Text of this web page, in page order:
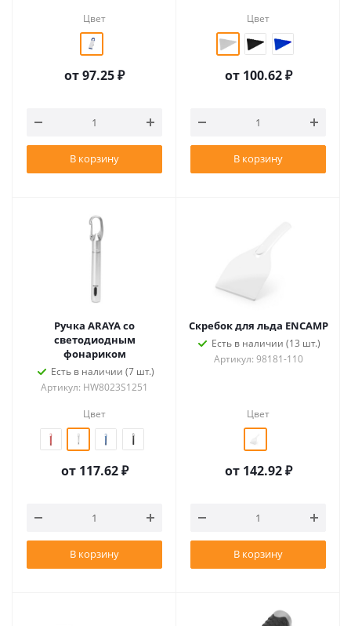
Цвет
от97.25 ₽
В корзину
Цвет
от 100.62 ₽
В корзину
Ручка ARAYA со
светодиодным
фонариком
Есть в наличии (7 шт.)
Артикул: HW8023S1251
Цвет
от 117.62 ₽
В корзину
Скребок для льда ENCAMP
Есть в наличии (13 шт.)
Артикул: 98181-110
Цвет
от 142.92 ₽
В корзину